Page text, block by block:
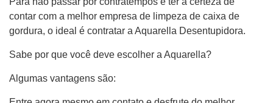
contar com a melhor empresa de limpeza de caixa de
gordura, o ideal é contratar a Aquarella Desentupidora.
Sabe por que você deve escolher a Aquarella?
Algumas vantagens são: